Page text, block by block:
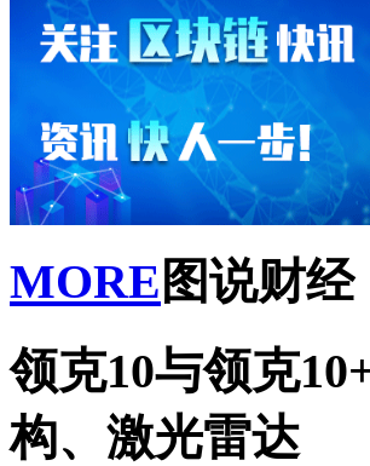
MORE 图说财经
领克10与领克
构、激光雷达